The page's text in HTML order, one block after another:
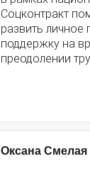
Соцконтракт
развить личное
поддержку на
преодолении
Оксана Смелая